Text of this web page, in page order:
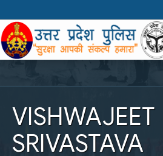
VISHWAJEET
SRIVASTAVA